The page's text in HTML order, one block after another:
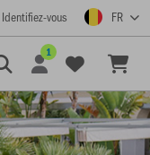
Identifiez-vous FR
1